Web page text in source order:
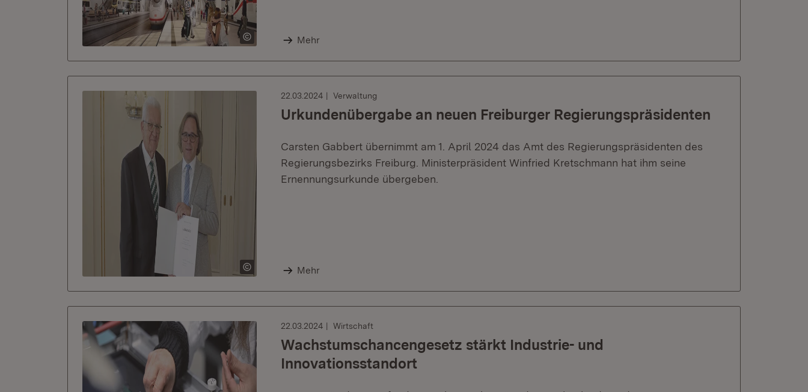
Mehr
22.03.2024 Verwaltung
Urkundenübergabe an neuen Freiburger Regierungspräsidenten
Carsten Gabbert übernimmt am 1. April 2024 das Amt des Regierungspräsidenten des
Regierungsbezirks Freiburg. Ministerpräsident Winfried Kretschmann hat ihm seine
Ernennungsurkunde übergeben.
Mehr
22.03.2024 Wirtschaft
Wachstumschancengesetz stärkt Industrie- und
Innovationsstandort